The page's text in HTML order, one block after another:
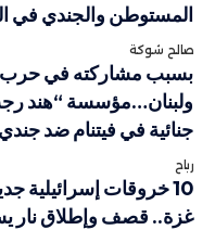
المستوطن والجندي في
صالح شوكة
بسبب مشاركته في حرب
ولبنان…مؤسسة “هند
جنائية في فيتنام ضد
رباح
10 خروقات إسرائيلية
غزة.. قصف وإطلاق نار